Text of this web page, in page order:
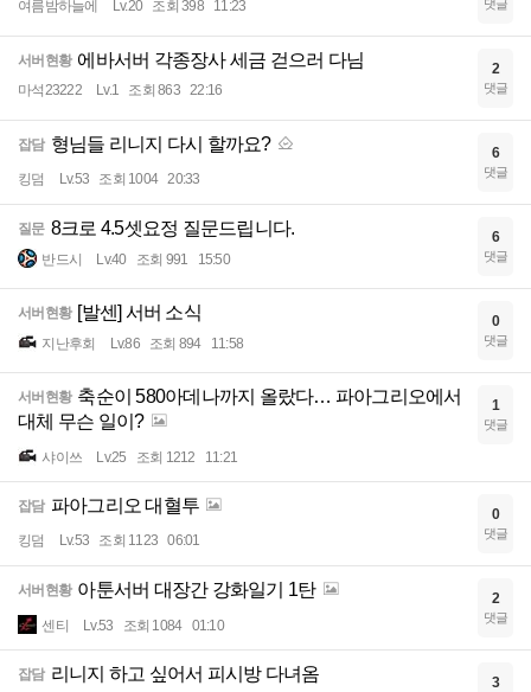
여름밤하늘에 Lv.20 조회 398 11:23 댓글
서버현황 에바서버 각종장사 세금 걷으러 다님
마석23222 Lv.1 조회 863 22:16
2
댓글
잡담 형님들 리니지 다시 할까요?
킹덤 Lv.53 조회 1004 20:33
6
댓글
질문 8크로 4.5셋요정 질문드립니다.
반드시 Lv.40 조회 991 15:50
6
댓글
서버현황 [발센] 서버 소식
지난후회 Lv.86 조회 894 11:58
0
댓글
서버현황 축순이 580아데나까지 올랐다… 파아그리오에서
대체 무슨 일이?
샤이쓰 Lv.25 조회 1212 11:21
1
댓글
잡담 파아그리오 대혈투
킹덤 Lv.53 조회 1123 06:01
0
댓글
서버현황 아툰서버 대장간 강화일기 1탄
센티 Lv.53 조회 1084 01:10
2
댓글
잡담 리니지 하고 싶어서 피시방 다녀옴 3